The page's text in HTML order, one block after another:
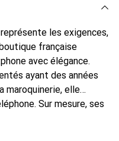
les exigences,
française
avec élégance.
ayant des années
maroquinerie, elle
Sur mesure, ses
pour votre